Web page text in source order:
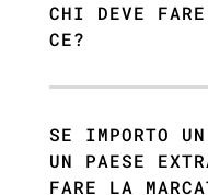
CHI DEVE
CE?
SE IMPORTO
UN PAESE
FARE LA